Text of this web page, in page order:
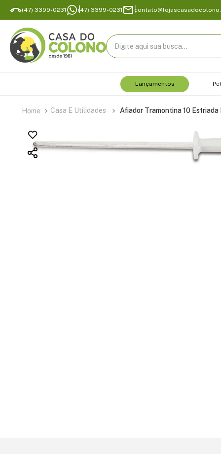
(47) 3399-0231 (47) 3399-0231
Digite aqui sua busca...
Lançamentos
Casa E Utilidades Afiador Tramontina 10